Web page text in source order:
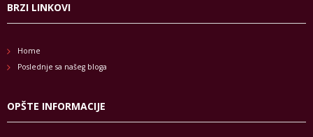
BRZI LINKOVI
Home
Poslednje sa našeg bloga
OPŠTE INFORMACIJE